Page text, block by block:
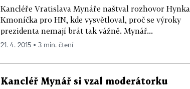
Kancléře Vratislava Mynáře naštval rozhovor Hynka
Kmoníčka pro HN, kde vysvětloval, proč se výroky
prezidenta nemají brát tak vážně. Mynář...
21. 4. 2015 ▪ 3 min. čtení
Kancléř Mynář si vzal moderátorku